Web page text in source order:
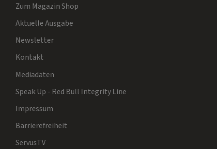
Zum Magazin Shop
Aktuelle Ausgabe
Newsletter
Kontakt
Mediadaten
Speak Up - Red Bull Integrity Line
Impressum
Barrierefreiheit
ServusTV